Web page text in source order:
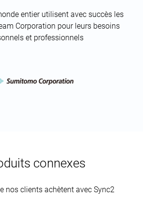
entier utilisent avec succès les
Corporation pour leurs besoins
et professionnels
connexes
nos clients achètent avec Sync2